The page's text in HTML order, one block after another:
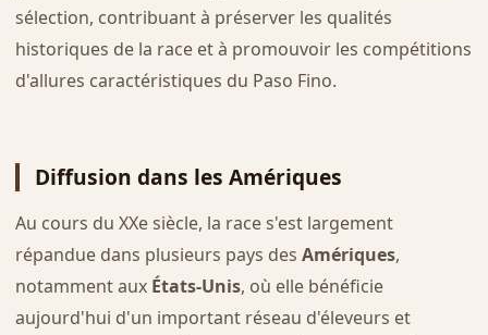
sélection, contribuant à préserver les qualités
historiques de la race et à promouvoir les compétitions
d'allures caractéristiques du Paso Fino.
Diffusion dans les Amériques
Au cours du XXe siècle, la race s'est largement
répandue dans plusieurs pays des Amériques,
notamment aux États-Unis, où elle bénéficie
aujourd'hui d'un important réseau d'éleveurs et